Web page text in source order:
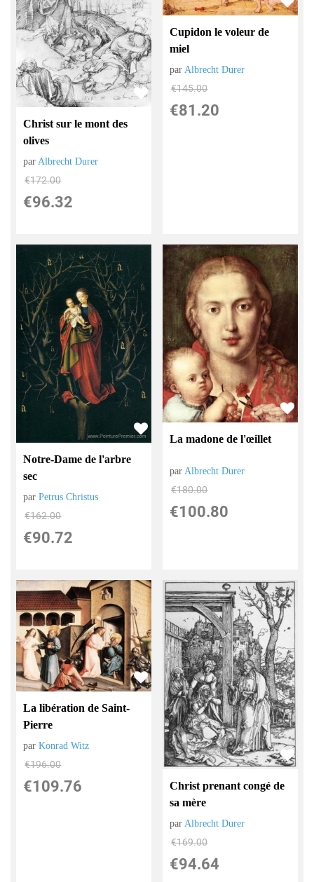
Christ sur le mont des
olives
par Albrecht Durer
€172.00
€96.32
Cupidon le voleur de
miel
parAlbrecht Durer
€145.00
€81.20
Notre-Dame de l'arbre
sec
parPetrus Christus
€162.00
€90.72
La madone de l'œillet
par Albrecht Durer
€180.00
€100.80
La libération de Saint-
Pierre
parKonrad Witz
€196.00
€109.76
Christ prenant congé de
sa mère
parAlbrecht Durer
€169.00
€94.64